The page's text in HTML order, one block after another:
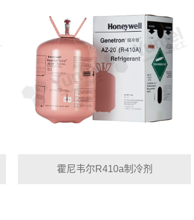
霍尼韦尔R410a制冷剂